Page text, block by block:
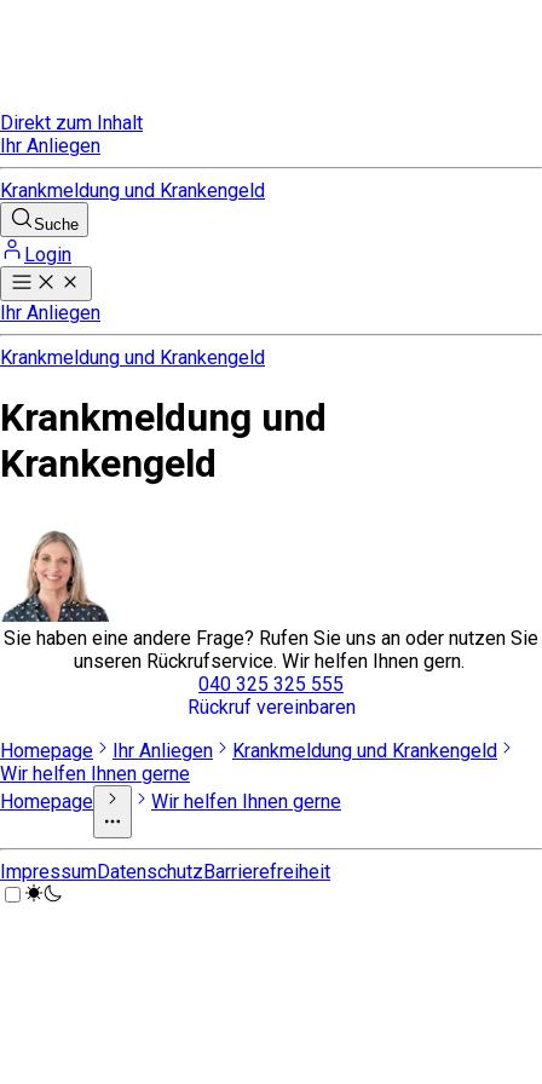
Direkt zum Inhalt
Ihr Anliegen
Krankmeldung und Krankengeld
Suche
Login
Ihr Anliegen
Krankmeldung und Krankengeld
Krankmeldung und
Krankengeld
Sie haben eine andere Frage? Rufen Sie uns an oder nutzen Sie
unseren Rückrufservice. Wir helfen Ihnen gern.
040 325 325 555
Rückruf vereinbaren
Homepage
Ihr Anliegen
Krankmeldung und Krankengeld
Wir helfen Ihnen gerne
Homepage
Wir helfen Ihnen gerne
ImpressumDatenschutzBarrierefreiheit